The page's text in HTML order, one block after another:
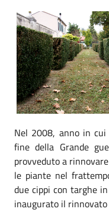
Nel 2008, anno in
fine della Grande
provveduto a
le piante nel
due cippi con targhe
inaugurato il rinnovato